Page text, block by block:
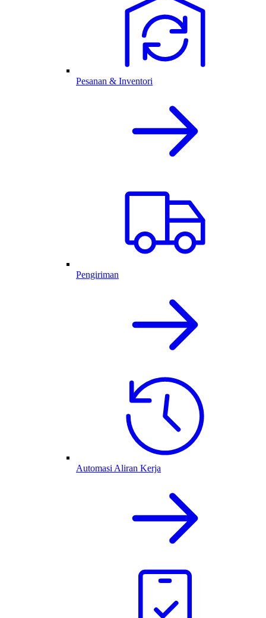
Pesanan & Inventori
Pengiriman
Automasi Aliran Kerja